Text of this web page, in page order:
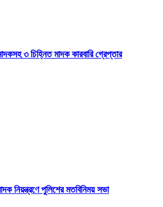
৩ চিহ্নিত মাদক কারবারি গ্রেপ্তার
নিয়ন্ত্রণে পুলিশের মতবিনিময় সভা